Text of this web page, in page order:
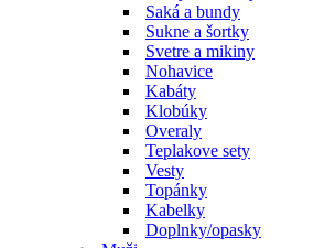
Saká a bundy
Sukne a šortky
Svetre a mikiny
Nohavice
Kabáty
Klobúky
Overaly
Teplakove sety
Vesty
Topánky
Kabelky
Doplnky/opasky